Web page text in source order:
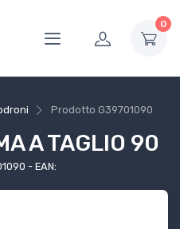
0
ProdottoG39701090
A TAGLIO 90
- EAN: